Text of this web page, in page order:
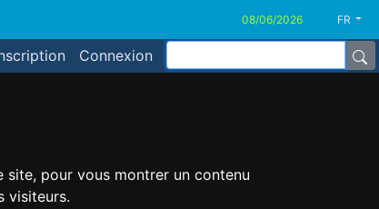
pour vous montrer un contenu
visiteurs.
FR
Connexion